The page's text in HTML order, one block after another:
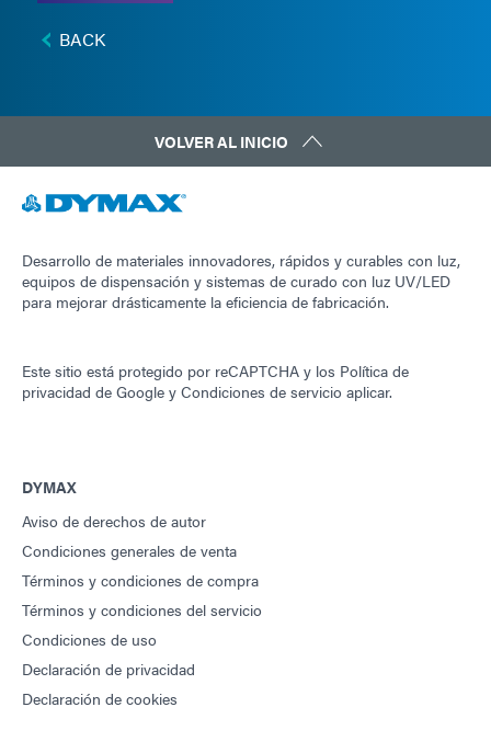
BACK
VOLVER AL INICIO
Desarrollo de materiales innovadores, rápidos y curables con luz,
equipos de dispensación y sistemas de curado con luz UV/LED
para mejorar drásticamente la eficiencia de fabricación.
Este sitio está protegido por reCAPTCHA y los Política de
privacidad de Google y Condiciones de servicio aplicar.
DYMAX
Aviso de derechos de autor
Condiciones generales de venta
Términos y condiciones de compra
Términos y condiciones del servicio
Condiciones de uso
Declaración de privacidad
Declaración de cookies